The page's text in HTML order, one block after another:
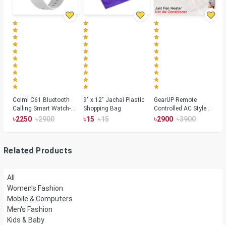
Colmi C61 Bluetooth
Calling Smart Watch-
Silver Color
৳2250 ৳2900
9" x 12" Jachai Plastic
Shopping Bag
৳15 ৳15
GearUP Remote
Controlled AC Style
Room Heater 1800
৳2900 ৳3900
Related Products
All
Women's Fashion
Mobile & Computers
Men's Fashion
Kids & Baby